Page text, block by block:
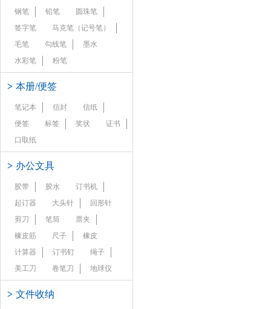
钢笔 铅笔
圆珠笔
签字笔
马克笔（记号笔）
毛笔
勾线笔
墨水
水彩笔
粉笔
> 本册/便签
笔记本 信封
信纸
便签
标签 奖状
证书
口取纸
> 办公文具
胶带 胶水
订书机
起订器
大头针
回形针
剪刀
笔筒
票夹
橡皮筋
尺子
橡皮
计算器
订书钉
绳子
美工刀
卷笔刀 地球仪
> 文件收纳